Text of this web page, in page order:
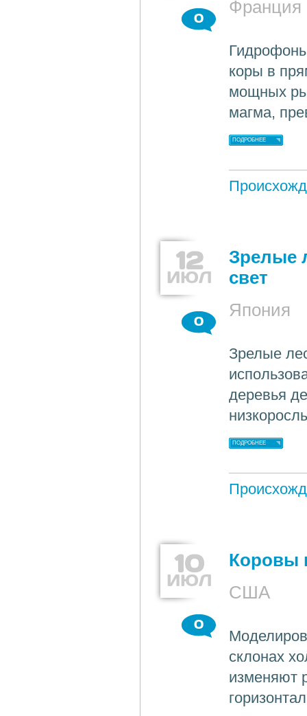
Франция
0
коры в
мощных
магма,
ПОДРОБНЕЕ
12
ИЮЛ
Зрелые
свет
Япония
0
Зрелые
деревья
ПОДРОБНЕЕ
10
ИЮЛ
Коровы
США
0
склонах
изменяют